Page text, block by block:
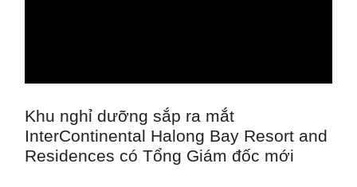
Khu nghỉ dưỡng sắp ra mắt
InterContinental Halong Bay Resort and
Residences có Tổng Giám đốc mới